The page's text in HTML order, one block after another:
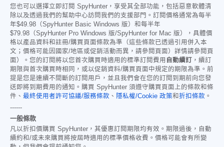
您也可以選擇立即訂閱 SpyHunter，享受其全部功能，包括惡意軟體清
除以及透過我們的幫助中心訪問我們的支援部門。訂閱價格通常為每半
年$49.98 （SpyHunter Basic Windows 版）和每半年
$79.98 （SpyHunter Pro Windows 版/SpyHunter for Mac 版），具體價
格以產品資料和註冊/購買頁面條款為準（這些條款已透過引用併入本
文；價格可能因國家/地區或促銷活動而異，請參閱頁面）詳情請參閱頁
面）。您的訂閱將以您首次購買時適用的標準訂閱費用 自動續訂 ，續訂
期限與首次購買時相同，或以促銷資料/購買頁面中規定的期限為準。前
提是您是連續不間斷的訂閱用戶，並且我們會在您的訂閱到期前向您發
送即將到期費用的通知。購買 SpyHunter 須遵守購買頁面上的條款和條
件、 最終使用者許可協議/服務條款 、 隱私權/Cookie 政策和折扣條款 。
------
一般條款
凡以折扣價購買 SpyHunter，其優惠訂閱期限均有效。期限過後，自動
續約和/或未來購買將按屆時適用的標準價格收費。價格可能會有所變